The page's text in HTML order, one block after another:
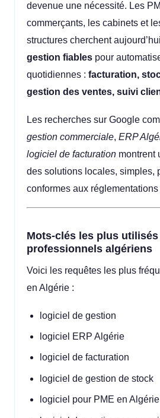
devenue une nécessité. Les
commerçants, les cabinets et
structures cherchent
gestion fiables pour
quotidiennes : facturation,
gestion des ventes, suivi
Les recherches sur Google
gestion commerciale, ERP
logiciel de facturation montrent
des solutions locales, simples,
conformes aux
Mots-clés les plus
professionnels algériens
Voici les requêtes les plus
en Algérie :
logiciel de gestion
logiciel ERP Algérie
logiciel de facturation
logiciel de gestion de stock
logiciel pour PME en Algérie